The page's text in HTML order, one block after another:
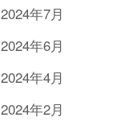
2024年7月
2024年6月
2024年4月
2024年2月